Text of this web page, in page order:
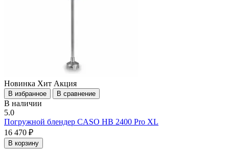
Новинка Хит Акция
В избранное В сравнение
В наличии
5.0
Погружной блендер CASO HB 2400 Pro XL
16 470 ₽
В корзину